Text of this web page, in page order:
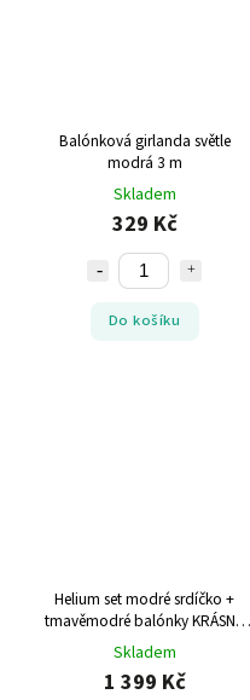
Balónková girlanda světle
modrá 3 m
Skladem
329 Kč
Do košíku
Helium set modré srdíčko +
tmavěmodré balónky KRÁSNÉ
NAROZENINY
Skladem
1 399 Kč